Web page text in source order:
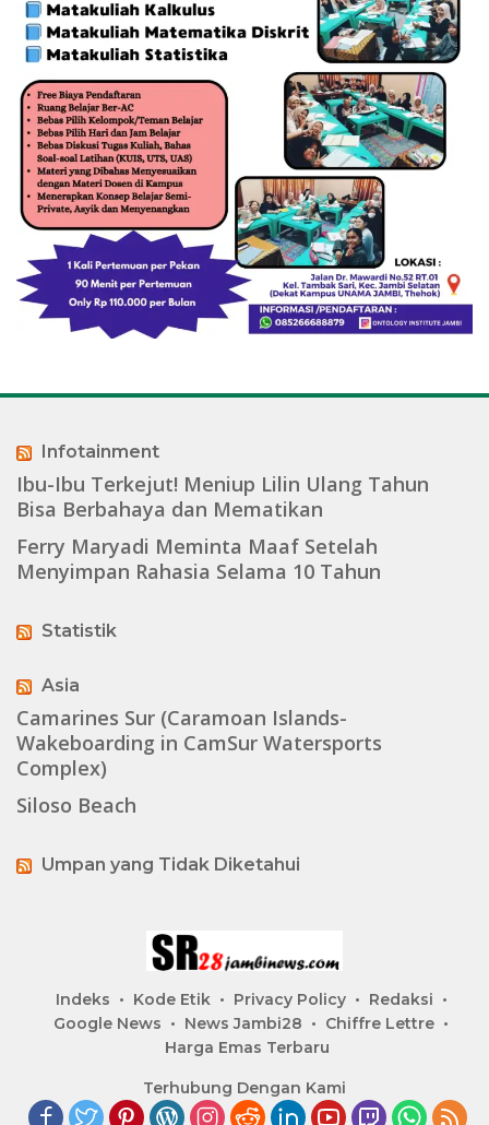
Infotainment
Ibu-Ibu Terkejut! Meniup Lilin Ulang Tahun
Bisa Berbahaya dan Mematikan
Ferry Maryadi Meminta Maaf Setelah
Menyimpan Rahasia Selama 10 Tahun
Statistik
Asia
Camarines Sur (Caramoan Islands-
Wakeboarding in CamSur Watersports
Complex)
Siloso Beach
Umpan yang Tidak Diketahui
Indeks Kode Etik Privacy Policy
Redaksi
Google News
News Jambi28
Chiffre Lettre
Harga Emas Terbaru
Terhubung Dengan Kami